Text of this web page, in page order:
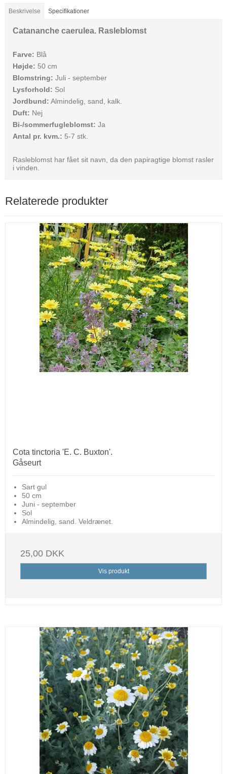
Beskrivelse Specifikationer
Catananche caerulea. Rasleblomst
Farve: Blå
Højde: 50 cm
Blomstring: Juli - september
Lysforhold: Sol
Jordbund: Almindelig, sand, kalk.
Duft: Nej
Bi-/sommerfugleblomst: Ja
Antal pr. kvm.: 5-7 stk.
Rasleblomst har fået sit navn, da den papiragtige blomst rasler
i vinden.
Relaterede produkter
Cota tinctoria 'E. C. Buxton'.
Gåseurt
Sart gul
50 cm
Juni - september
Sol
Almindelig, sand. Veldrænet.
25,00 DKK
Vis produkt